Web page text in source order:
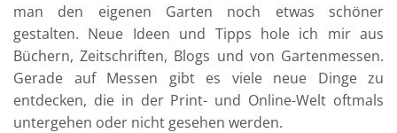
man den eigenen Garten noch etwas schöner
gestalten. Neue Ideen und Tipps hole ich mir aus
Büchern, Zeitschriften, Blogs und von Gartenmessen.
Gerade auf Messen gibt es viele neue Dinge zu
entdecken, die in der Print- und Online-Welt oftmals
untergehen oder nicht gesehen werden.